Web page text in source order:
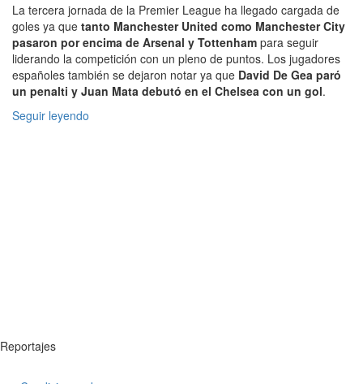
La tercera jornada de la Premier League ha llegado cargada de
goles ya que tanto Manchester United como Manchester City
pasaron por encima de Arsenal y Tottenham para seguir
liderando la competición con un pleno de puntos. Los jugadores
españoles también se dejaron notar ya que David De Gea paró
un penalti y Juan Mata debutó en el Chelsea con un gol.
Seguir leyendo
Reportajes